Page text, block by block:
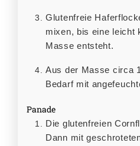
Glutenfreie Haferflocken dazu geben und
mixen, bis eine leicht
Masse entsteht.
Aus der Masse circa 12 Nuggets formen (bei
Bedarf mit
Panade
Die glutenfreien Cornflakes grob zerkleinern.
Dann mit